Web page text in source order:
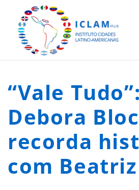
“Vale Tudo”:
Debora
recorda
com